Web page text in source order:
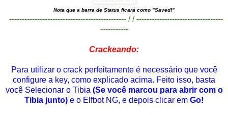
Note que a barra de Status ficará como "Saved!"
---------------------------------------------- / / ----------------------------------
-----------
Crackeando:
Para utilizar o crack perfeitamente é necessário que você
configure a key, como explicado acima. Feito isso, basta
você Selecionar o Tibia (Se você marcou para abrir com o
Tibia junto) e o Elfbot NG, e depois clicar em Go!